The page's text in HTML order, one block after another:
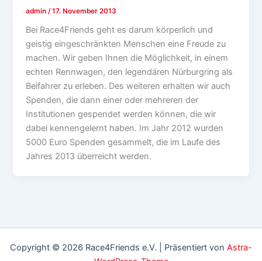
admin /17. November 2013
Bei Race4Friends geht es darum körperlich und
geistig eingeschränkten Menschen eine Freude zu
machen. Wir geben Ihnen die Möglichkeit, in einem
echten Rennwagen, den legendären Nürburgring als
Beifahrer zu erleben. Des weiteren erhalten wir auch
Spenden, die dann einer oder mehreren der
Institutionen gespendet werden können, die wir
dabei kennengelernt haben. Im Jahr 2012 wurden
5000 Euro Spenden gesammelt, die im Laufe des
Jahres 2013 überreicht werden.
Copyright © 2026 Race4Friends e.V. | Präsentiert von Astra-